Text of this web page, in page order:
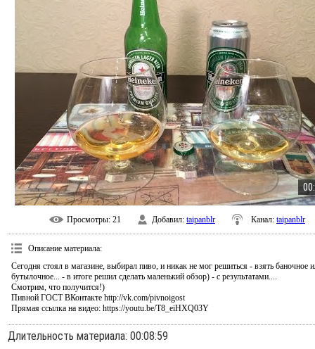
Просмотры: 21 Добавил: taipanblr Канал: taipanblr
Описание материала:
Сегодня стоял в магазине, выбирал пиво, и никак не мог решиться - взять баночное
бутылочное... - в итоге решил сделать маленький обзор) - с результатами....
Смотрим, что получится!)
Пивной ГОСТ ВКонтакте http://vk.com/pivnoigost
Прямая ссылка на видео: https://youtu.be/T8_eiHXQ03Y
Длительность материала: 00:08:59